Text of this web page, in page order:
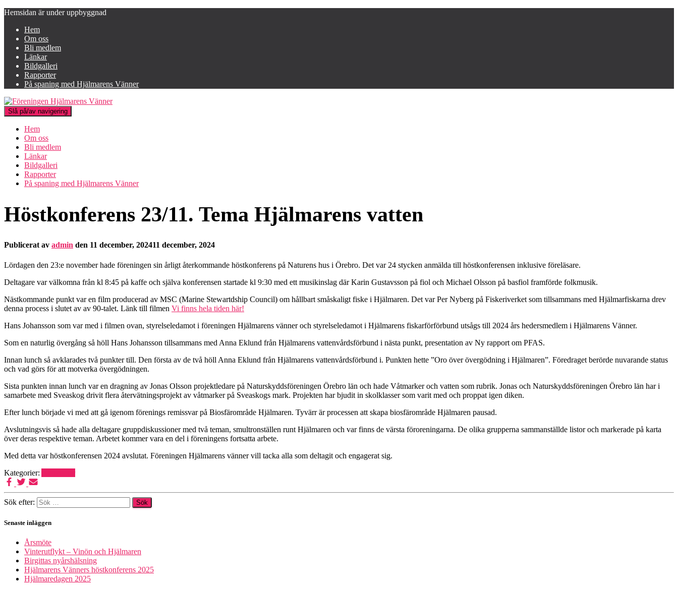
Hemsidan är under uppbyggnad
Hem
Om oss
Bli medlem
Länkar
Bildgalleri
Rapporter
På spaning med Hjälmarens Vänner
Slå på/av navigering
Hem
Om oss
Bli medlem
Länkar
Bildgalleri
Rapporter
På spaning med Hjälmarens Vänner
Höstkonferens 23/11. Tema Hjälmarens vatten
Publicerat av admin den 11 december, 202411 december, 2024
Lördagen den 23:e november hade föreningen sin årligt återkommande höstkonferens på Naturens hus i Örebro. Det var 24 stycken anmälda till höstkonferensen inklusive föreläsare.
Deltagare var välkomna från kl 8:45 på kaffe och själva konferensen startade kl 9:30 med ett musikinslag där Karin Gustavsson på fiol och Michael Olsson på basfiol framförde folkmusik.
Nästkommande punkt var en film producerad av MSC (Marine Stewartdship Council) om hållbart småskaligt fiske i Hjälmaren. Det var Per Nyberg på Fiskeriverket som tillsammans med Hjälmarfiskarna drev
denna process i slutet av av 90-talet. Länk till filmen Vi finns hela tiden här!
Hans Johansson som var med i filmen ovan, styrelseledamot i föreningen Hjälmarens vänner och styrelseledamot i Hjälmarens fiskarförförbund utsågs till 2024 års hedersmedlem i Hjälmarens Vänner.
Som en naturlig övergång så höll Hans Johansson tillsammans med Anna Eklund från Hjälmarens vattenvårdsförbund i nästa punkt, presentation av Ny rapport om PFAS.
Innan lunch så avklarades två punkter till. Den första av de två höll Anna Eklund från Hjälmarens vattenvårdsförbund i. Punkten hette ”Oro över övergödning i Hjälmaren”. Föredraget berörde nuvarande status
och vad görs för att motverka övergödningen.
Sista punkten innan lunch var en dragning av Jonas Olsson projektledare på Naturskyddsföreningen Örebro län och hade Våtmarker och vatten som rubrik. Jonas och Naturskyddsföreningen Örebro län har i
samarbete med Sveaskog drivit flera återvätningsprojekt av våtmarker på Sveaskogs mark. Projekten har bjudit in skolklasser som varit med och proppat igen diken.
Efter lunch började vi med att gå igenom förenings remissvar på Biosfärområde Hjälmaren. Tyvärr är processen att skapa biosfärområde Hjälmaren pausad.
Avslutningsvis så hade alla deltagare gruppdiskussioner med två teman, smultronställen runt Hjälmaren och var finns de värsta föroreningarna. De olika grupperna sammanställde listor och markerade på karta
över deras respektive teman. Arbetet kommer vara en del i föreningens fortsatta arbete.
Med detta var höstkonferensen 2024 avslutat. Föreningen Hjälmarens vänner vill tacka alla som deltagit och engagerat sig.
Kategorier:
Sök efter:
Senaste inläggen
Årsmöte
Vinterutflykt – Vinön och Hjälmaren
Birgittas nyårshälsning
Hjälmarens Vänners höstkonferens 2025
Hjälmaredagen 2025